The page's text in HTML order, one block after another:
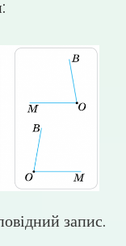
запис.